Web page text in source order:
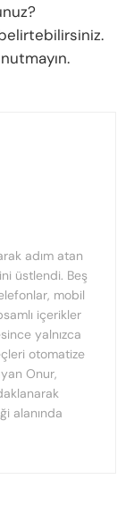
adım atan
üstlendi. Beş
mobil
içerikler
yalnızca
otomatize
Onur,
alanında